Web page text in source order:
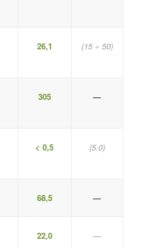
26,1 (15 ÷ 50)
305 —
< 0,5 (5.0)
68,5 —
22,0 —